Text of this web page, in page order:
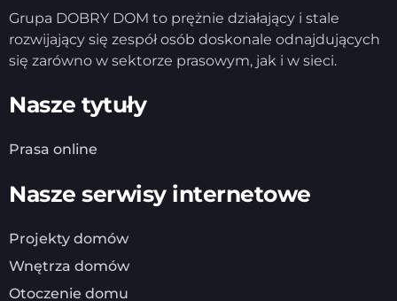
Grupa DOBRY DOM to prężnie działający i stale
rozwijający się zespół osób doskonale odnajdujących
się zarówno w sektorze prasowym, jak i w sieci.
Nasze tytuły
Prasa online
Nasze serwisy internetowe
Projekty domów
Wnętrza domów
Otoczenie domu